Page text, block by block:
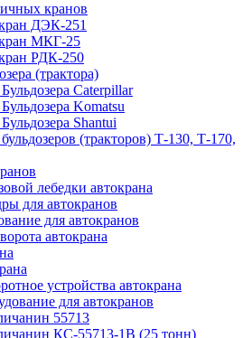
кранов
ДЭК-251
МКГ-25
РДК-250
(трактора)
Caterpillar
Komatsu
Shantui
(тракторов) Т-130, Т-170,
лебедки автокрана
для автокранов
для автокранов
автокрана
устройства автокрана
для автокранов
55713
КС-55713-1В (25 тонн)